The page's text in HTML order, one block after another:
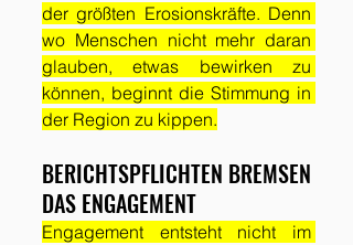
der größten Erosionskräfte. Denn
wo Menschen nicht mehr daran
glauben, etwas bewirken zu
können, beginnt die Stimmung in
der Region zu kippen.
BERICHTSPFLICHTEN BREMSEN
DAS ENGAGEMENT
Engagement entsteht nicht im